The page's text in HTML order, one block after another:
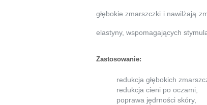
głębokie zmarszczki i nawilżają
elastyny, wspomagających
Zastosowanie:
redukcja głębokich
redukcja cieni po oczami,
poprawa jędrności skóry,